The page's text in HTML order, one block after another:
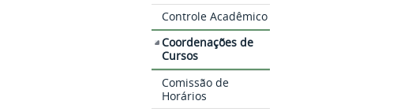
Controle Acadêmico
Coordenações de
Cursos
Comissão de
Horários